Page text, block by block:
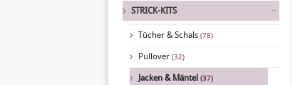
STRICK-KITS
Tücher & Schals (78)
Pullover (32)
Jacken & Mäntel (37)